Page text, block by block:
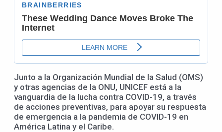
Junto a la Organización Mundial de la Salud (OMS)
y otras agencias de la ONU, UNICEF está a la
vanguardia de la lucha contra COVID-19, a través
de acciones preventivas, para apoyar su respuesta
de emergencia a la pandemia de COVID-19 en
América Latina y el Caribe.